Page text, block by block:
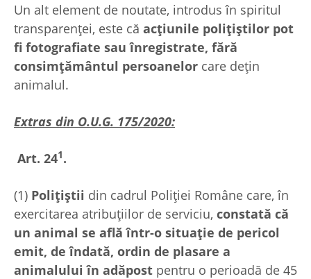
Un alt element de noutate, introdus în spiritul
transparenței, este că acțiunile polițiștilor pot
fi fotografiate sau înregistrate, fără
consimțământul persoanelor care dețin
animalul.
Extras din O.U.G. 175/2020:
Art. 241.
(1) Polițiștii din cadrul Poliției Române care, în
exercitarea atribuțiilor de serviciu, constată că
un animal se află într-o situație de pericol
emit, de îndată, ordin de plasare a
animalului în adăpost pentru o perioadă de 45